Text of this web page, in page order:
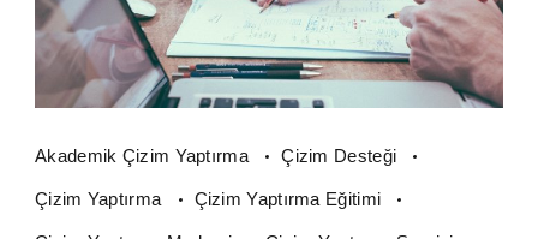
Akademik Çizim Yaptırma Çizim Desteği
Çizim Yaptırma Çizim Yaptırma Eğitimi